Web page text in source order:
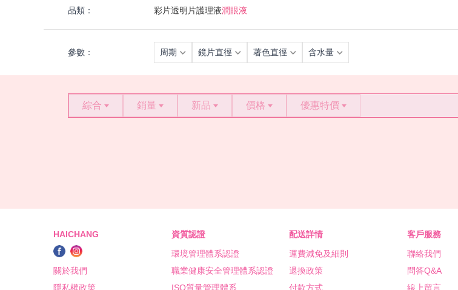
品類： 彩片透明片護理液潤眼液
參數： 周期 鏡片直徑 著色直徑 含水量
綜合 銷量 新品 價格 優惠特價
HAICHANG
關於我們
隱私權政策
資質認證
環境管理體系認證
職業健康安全管理體系認證
ISO質量管理體系
配送詳情
運費減免及細則
退換政策
付款方式
客戶服務
聯絡我們
問答Q&A
線上留言